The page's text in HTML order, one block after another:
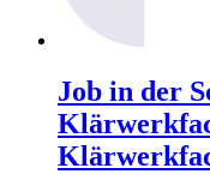
Job in der